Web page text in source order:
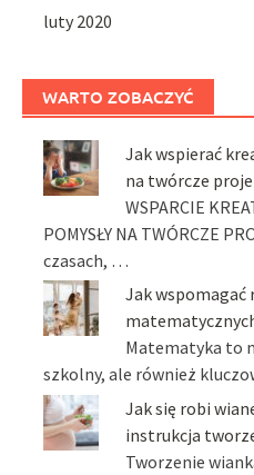
luty 2020
WARTO ZOBACZYĆ
Jak wspierać
na twórcze
WSPARCIE
POMYSŁY NA TWÓRCZE
czasach, …
Jak
Matematyka to
szkolny, ale również
Jak się robi
instrukcja
Tworzenie